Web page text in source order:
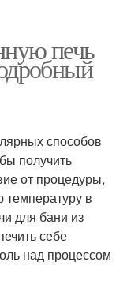
печь
способов
получить
от процедуры,
температуру в
для бани из
себе
над процессом